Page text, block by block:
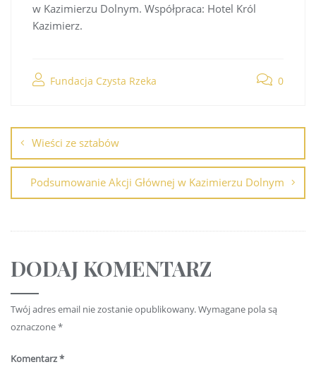
w Kazimierzu Dolnym. Współpraca: Hotel Król
Kazimierz.
Fundacja Czysta Rzeka 0
Wieści ze sztabów
Podsumowanie Akcji Głównej w Kazimierzu Dolnym
DODAJ KOMENTARZ
Twój adres email nie zostanie opublikowany.Wymagane pola są
oznaczone*
Komentarz*